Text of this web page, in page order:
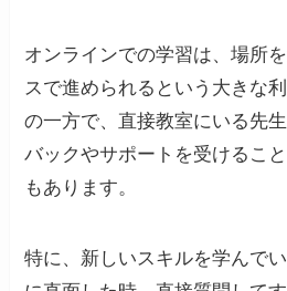
オンラインでの学習は、場所
スで進められるという大きな
の一方で、直接教室にいる先
バックやサポートを受けるこ
もあります。
特に、新しいスキルを学んで